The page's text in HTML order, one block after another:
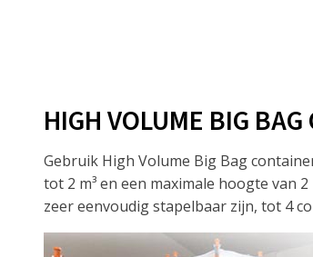
HIGH VOLUME BIG
Gebruik High Volume Big Bag
tot 2 m³ en een maximale hoogte van
zeer eenvoudig stapelbaar zijn, tot 4